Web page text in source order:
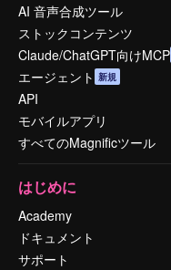
AI 音声合成ツール
ストックコンテンツ
Claude/ChatGPT向けMCP
エージェント 新規
API
モバイルアプリ
すべてのMagnificツール
はじめに
Academy
ドキュメント
サポート